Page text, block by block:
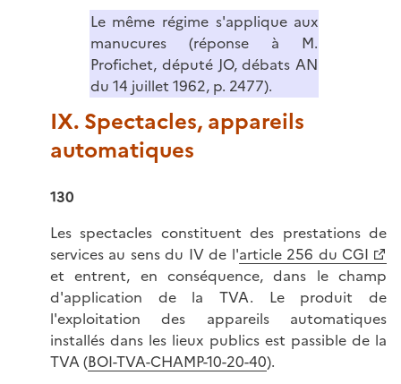
Le même régime s'applique aux
manucures (réponse à M.
Profichet, député JO, débats AN
du 14 juillet 1962, p. 2477).
IX. Spectacles, appareils
automatiques
130
Les spectacles constituent des prestations de
services au sens du IV de l'article 256 du CGI
et entrent, en conséquence, dans le champ
d'application de la TVA. Le produit de
l'exploitation des appareils automatiques
installés dans les lieux publics est passible de la
TVA (BOI-TVA-CHAMP-10-20-40).